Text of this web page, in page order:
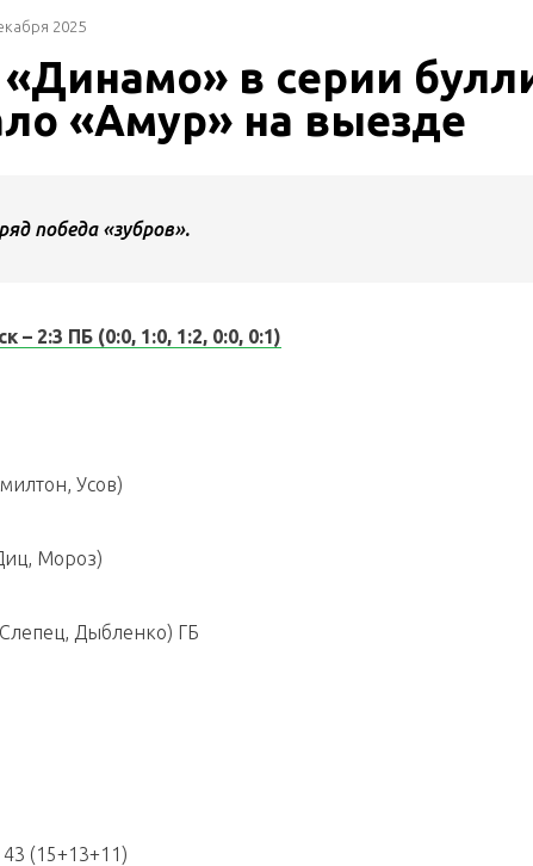
2025
в серии
«Амур» на выезде
победа «зубров».
– 2:3 ПБ (0:0, 1:0, 1:2, 0:0, 0:1)
Усов)
Мороз)
Дыбленко) ГБ
(15+13+11)